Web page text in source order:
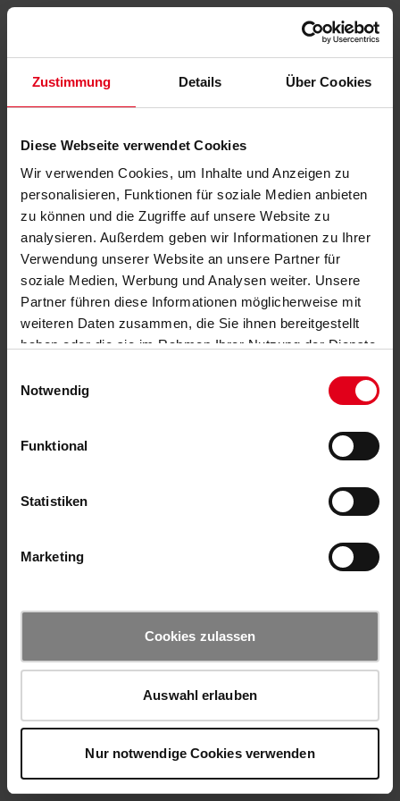
Zustimmung Details Über Cookies
Diese Webseite verwendet Cookies
Wir verwenden Cookies, um Inhalte und Anzeigen zu
personalisieren, Funktionen für soziale Medien anbieten
zu können und die Zugriffe auf unsere Website zu
analysieren. Außerdem geben wir Informationen zu Ihrer
Verwendung unserer Website an unsere Partner für
soziale Medien, Werbung und Analysen weiter. Unsere
Partner führen diese Informationen möglicherweise mit
weiteren Daten zusammen, die Sie ihnen bereitgestellt
haben oder die sie im Rahmen Ihrer Nutzung der Dienste
Notwendig
Funktional
Statistiken
Marketing
Cookies zulassen
Auswahl erlauben
Nur notwendige Cookies verwenden